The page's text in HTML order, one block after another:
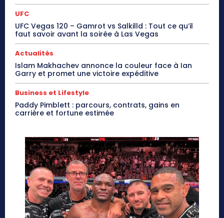
UFC
UFC Vegas 120 – Gamrot vs Salkilld : Tout ce qu’il
faut savoir avant la soirée à Las Vegas
Actualités
Islam Makhachev annonce la couleur face à Ian
Garry et promet une victoire expéditive
Business et Lifestyle
Paddy Pimblett : parcours, contrats, gains en
carrière et fortune estimée